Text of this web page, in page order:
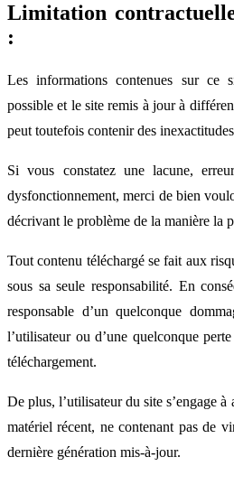
Limitation
:
Les informations contenues sur ce
possible et le site remis à jour à
peut toutefois contenir des
Si vous constatez une lacune,
dysfonctionnement, merci de bien
décrivant le problème de la manière la
Tout contenu téléchargé se fait aux
sous sa seule responsabilité. En
responsable d’un quelconque
l’utilisateur ou d’une quelconque
téléchargement.
De plus, l’utilisateur du site s’engage
matériel récent, ne contenant pas de
dernière génération mis-à-jour.